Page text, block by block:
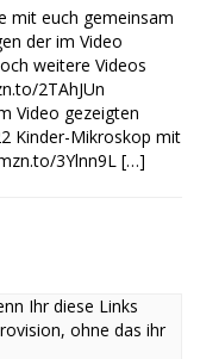
mit euch gemeinsam
der im Video
weitere Videos
2TAhJUn
Video gezeigten
Kinder-Mikroskop mit
3Ylnn9L […]
Ihr diese Links
ohne das ihr